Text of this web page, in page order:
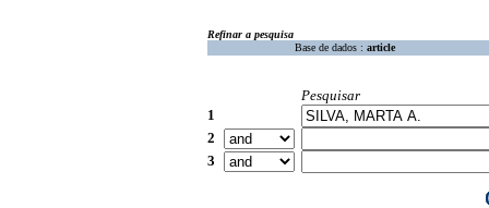
Refinar a pesquisa
Base de dados : article
Pesquisar
1
2
3